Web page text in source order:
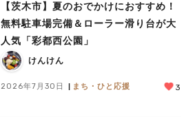
【茨木市】夏のおでかけにおすすめ！
無料駐車場完備＆ローラー滑り台が大
人気「彩都西公園」
けんけん
2026年7月30日 まち・ひと応援 3